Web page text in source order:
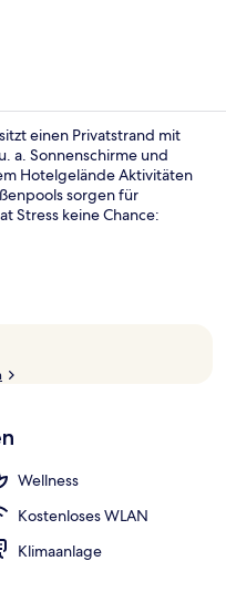
einen Privatstrand mit
a. Sonnenschirme und
Hotelgelände Aktivitäten
sorgen für
Stress keine Chance:
und Abendessen
Tag gemütlich ausklingen
Kinderclub, eine
für dieses Hotel im
Wellness
Kostenloses WLAN
Klimaanlage